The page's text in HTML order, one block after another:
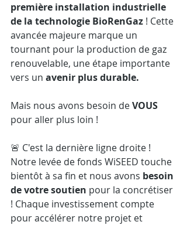
première installation industrielle
de la technologie BioRenGaz ! Cette
avancée majeure marque un
tournant pour la production de gaz
renouvelable, une étape importante
vers un avenir plus durable.
Mais nous avons besoin de VOUS
pour aller plus loin !
🚨 C'est la dernière ligne droite !
Notre levée de fonds WiSEED touche
bientôt à sa fin et nous avons besoin
de votre soutien pour la concrétiser
! Chaque investissement compte
pour accélérer notre projet et